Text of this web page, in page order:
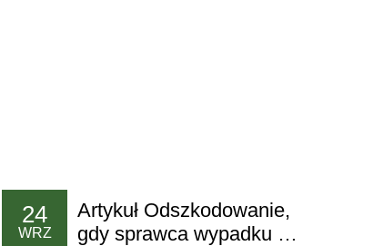
24
WRZ
Artykuł Odszkodowanie,
gdy sprawca wypadku nie